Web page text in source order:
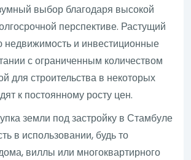
выбор благодаря высокой
перспективе. Растущий
недвижимость и инвестиционные
с ограниченным количеством
для строительства в некоторых
к постоянному росту цен.
земли под застройку в Стамбуле
в использовании, будь то
виллы или многоквартирного